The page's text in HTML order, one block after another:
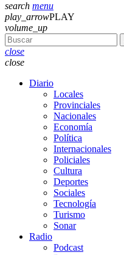
search menu
play_arrowPLAY
volume_up
close
close
Diario
Locales
Provinciales
Nacionales
Economía
Política
Internacionales
Policiales
Cultura
Deportes
Sociales
Tecnología
Turismo
Sonar
Radio
Podcast